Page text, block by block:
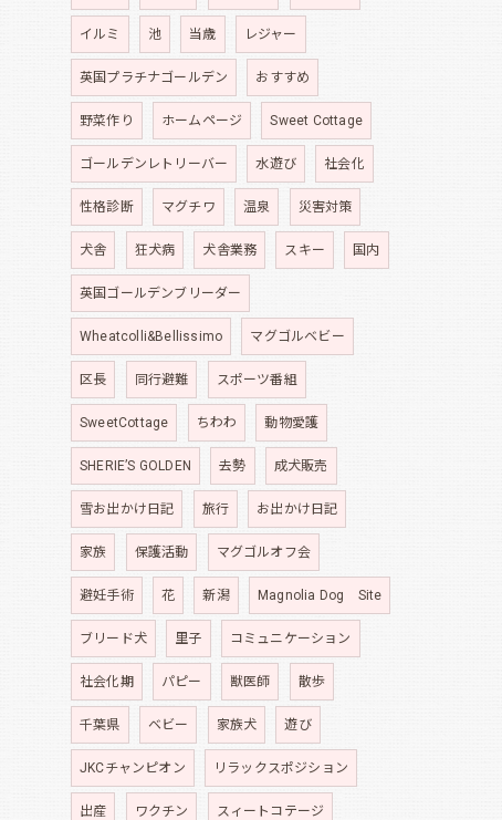
イルミ 池 当歳 レジャー
英国プラチナゴールデン おすすめ
野菜作り ホームページ Sweet Cottage
ゴールデンレトリーバー 水遊び 社会化
性格診断 マグチワ 温泉 災害対策
犬舎 狂犬病 犬舎業務 スキー 国内
英国ゴールデンブリーダー
Wheatcolli&Bellissimo マグゴルベビー
区長 同行避難 スポーツ番組
SweetCottage ちわわ 動物愛護
SHERIE’S GOLDEN 去勢 成犬販売
雪お出かけ日記 旅行 お出かけ日記
家族 保護活動 マグゴルオフ会
避妊手術 花 新潟 Magnolia Dog Site
ブリード犬 里子 コミュニケーション
社会化期 パピー 獣医師 散歩
千葉県 ベビー 家族犬 遊び
JKCチャンピオン リラックスポジション
出産 ワクチン スィートコテージ